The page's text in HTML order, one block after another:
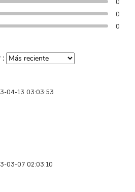
0
0
0
:
04-13 03:03:53
03-07 02:03:10